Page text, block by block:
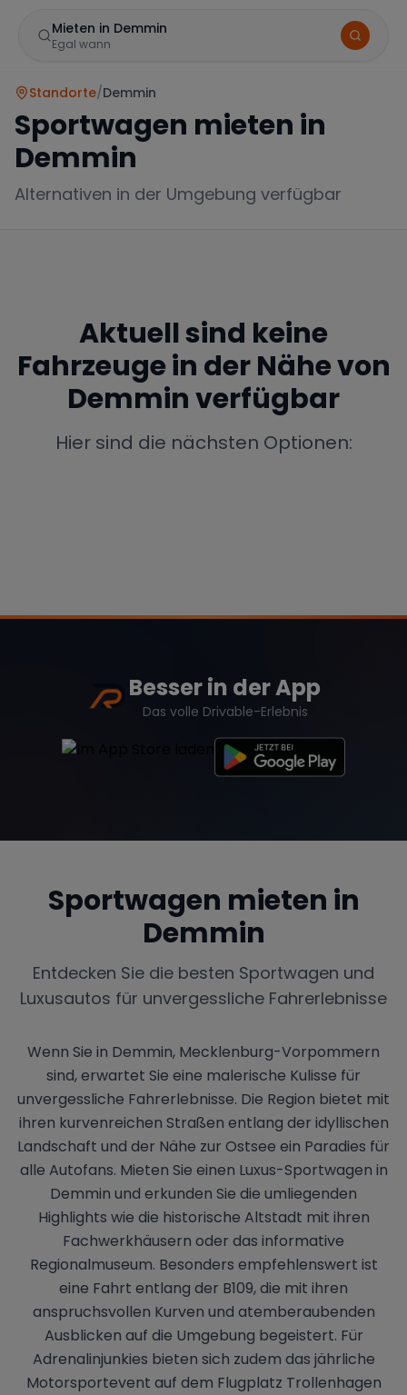
Mieten in Demmin
Egal wann
Mercedes BMW Audi
Tesla Chevrolet Dodge
Bentley Rolls Royce Aston Martin
Range Rover
Standorte/Demmin
Sportwagen mieten in
Demmin
Alternativen in der Umgebung verfügbar
Aktuell sind keine
Fahrzeuge in der Nähe von
Demminverfügbar
Hier sind die nächsten Optionen:
Besser in der App
Das volle Drivable-Erlebnis
Sportwagen mieten in
Demmin
Entdecken Sie die besten Sportwagen und
Luxusautos für unvergessliche Fahrerlebnisse
Wenn Sie in Demmin, Mecklenburg-Vorpommern
sind, erwartet Sie eine malerische Kulisse für
unvergessliche Fahrerlebnisse. Die Region bietet mit
ihren kurvenreichen Straßen entlang der idyllischen
Landschaft und der Nähe zur Ostsee ein Paradies für
alle Autofans. Mieten Sie einen Luxus-Sportwagen in
Demmin und erkunden Sie die umliegenden
Highlights wie die historische Altstadt mit ihren
Fachwerkhäusern oder das informative
Regionalmuseum. Besonders empfehlenswert ist
eine Fahrt entlang der B109, die mit ihren
anspruchsvollen Kurven und atemberaubenden
Ausblicken auf die Umgebung begeistert. Für
Adrenalinjunkies bieten sich zudem das jährliche
Motorsportevent auf dem Flugplatz Trollenhagen